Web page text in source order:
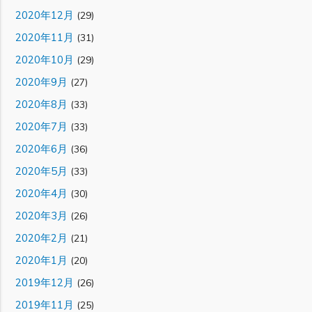
2020年12月 (29)
2020年11月 (31)
2020年10月 (29)
2020年9月 (27)
2020年8月 (33)
2020年7月 (33)
2020年6月 (36)
2020年5月 (33)
2020年4月 (30)
2020年3月 (26)
2020年2月 (21)
2020年1月 (20)
2019年12月 (26)
2019年11月 (25)